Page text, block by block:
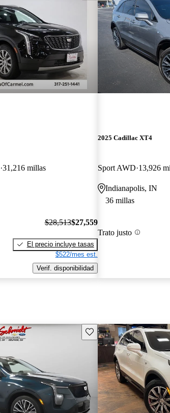
31,216 millas
$28,513$27,559
El precio incluye tasas
$522/mes est.
Verif. disponibilidad
2025 Cadillac XT4
Sport AWD 13,926
Indianapolis, IN
36 millas
Trato justo
Guarda este Aviso